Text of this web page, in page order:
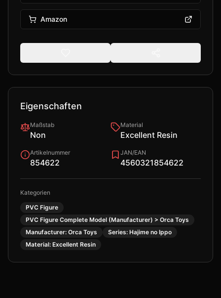
Amazon
Eigenschaften
Maßstab
Non
Material
Excellent Resin
Artikelnummer
854622
JAN/EAN
4560321854622
Kategorien
PVC Figure
PVC Figure Complete Model (Manufacturer) > Orca Toys
Manufacturer: Orca Toys
Series: Hajime no Ippo
Material: Excellent Resin